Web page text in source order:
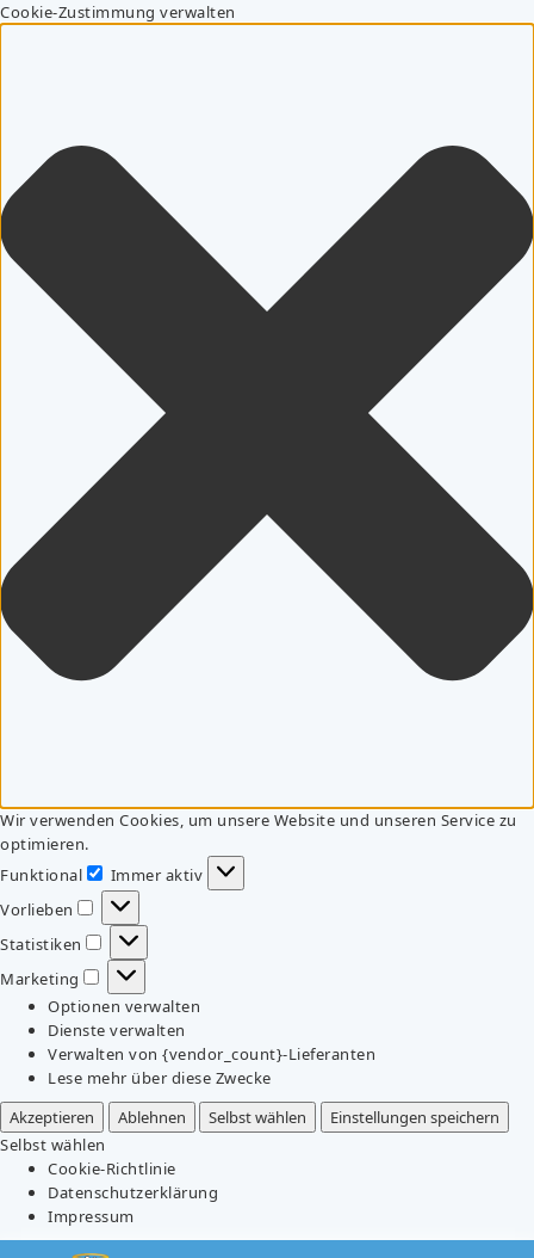
Cookie-Zustimmung verwalten
Wir verwenden Cookies, um unsere Website und unseren Service zu
optimieren.
Funktional
Funktional
Immer aktiv
Vorlieben
Vorlieben
Statistiken
Statistiken
Marketing
Marketing
Optionen verwalten
Dienste verwalten
Verwalten von {vendor_count}-Lieferanten
Lese mehr über diese Zwecke
Akzeptieren
Ablehnen Selbst wählen
Einstellungen speichern
Selbst wählen
Cookie-Richtlinie
Datenschutzerklärung
Impressum